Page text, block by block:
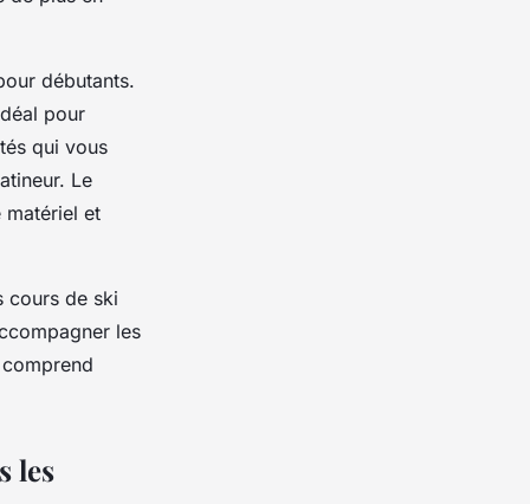
débutants.
pour
qui vous
Le
et
cours de ski
les
les